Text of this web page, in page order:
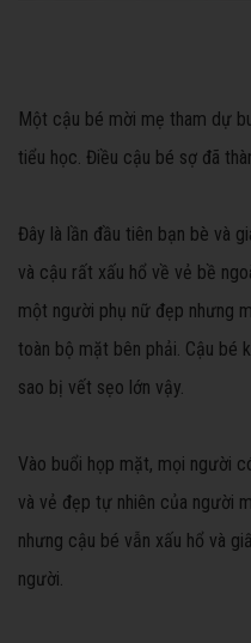
Một cậu bé mời mẹ tham dự
tiểu học. Điều cậu bé sợ đã
Đây là lần đầu tiên bạn bè và
và cậu rất xấu hổ về vẻ bề
một người phụ nữ đẹp nhưng
toàn bộ mặt bên phải. Cậu bé
sao bị vết sẹo lớn vậy.
Vào buổi họp mặt, mọi người
và vẻ đẹp tự nhiên của người
nhưng cậu bé vẫn xấu hổ và
người.